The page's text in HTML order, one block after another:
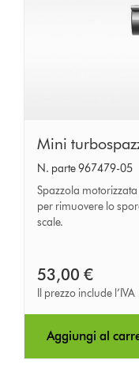
Mini
turbospazzola
Mini
N. parte 967479-05
Spazzola
per rimuovere lo
scale.
53,00 €
Il prezzo include l’IVA
Aggiungi al